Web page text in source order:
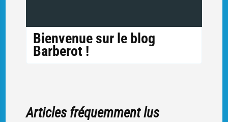
Bienvenue sur le blog
Barberot !
Articles fréquemment lus